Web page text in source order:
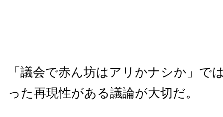
「議会で赤ん坊はアリかナシか」で
った再現性がある議論が大切だ。